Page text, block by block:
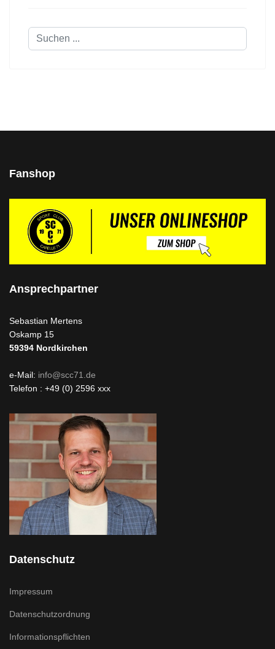
Suchen
Fanshop
Ansprechpartner
Sebastian Mertens
Oskamp 15
59394 Nordkirchen
e-Mail: info@scc71.de
Telefon : +49 (0) 2596 xxx
Datenschutz
Impressum
Datenschutzordnung
Informationspflichten